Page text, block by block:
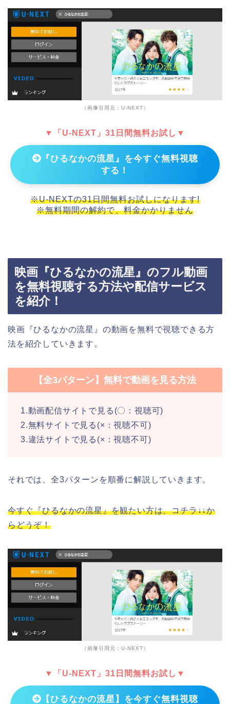
（画像引用元：U-NEXT）
▼「U-NEXT」31日間無料お試し▼
『ひるなかの流星』を今すぐ無料視聴
する！
※U-NEXTの31日間無料お試しになります!
※無料期間の解約で、料金かかりません
映画『ひるなかの流星』のフル動画
を無料視聴する方法や配信サービス
を紹介！
映画『ひるなかの流星』の動画を無料で視聴できる方
法を紹介していきます。
【全3パターン】無料で動画を見る方法
1.動画配信サイトで見る(〇：視聴可)
2.無料サイトで見る(×：視聴不可)
3.違法サイトで見る(×：視聴不可)
それでは、全3パターンを順番に解説していきます。
今すぐ『ひるなかの流星』を観たい方は、コチラ↓↓か
らどうぞ！
（画像引用元：U-NEXT）
▼「U-NEXT」31日間無料お試し▼
【ひるなかの流星】を今すぐ無料視聴